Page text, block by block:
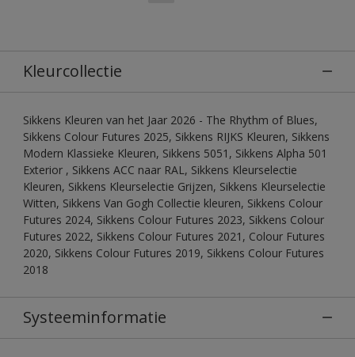
Kleurcollectie
Sikkens Kleuren van het Jaar 2026 - The Rhythm of Blues,
Sikkens Colour Futures 2025, Sikkens RIJKS Kleuren, Sikkens
Modern Klassieke Kleuren, Sikkens 5051, Sikkens Alpha 501
Exterior , Sikkens ACC naar RAL, Sikkens Kleurselectie
Kleuren, Sikkens Kleurselectie Grijzen, Sikkens Kleurselectie
Witten, Sikkens Van Gogh Collectie kleuren, Sikkens Colour
Futures 2024, Sikkens Colour Futures 2023, Sikkens Colour
Futures 2022, Sikkens Colour Futures 2021, Colour Futures
2020, Sikkens Colour Futures 2019, Sikkens Colour Futures
2018
Systeeminformatie